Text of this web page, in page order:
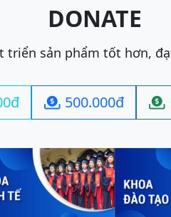
DONATE
sản phẩm tốt hơn,
 500.000đ 